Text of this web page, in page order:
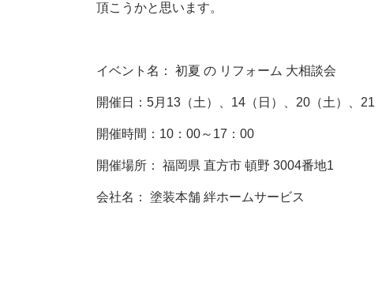
頂こうかと思います。
イベント名： 初夏 の リフォーム 大相談会
開催日：5月13（土）、14（日）、20（土）、21
開催時間：10：00～17：00
開催場所： 福岡県 直方市 頓野 3004番地1
会社名： 塗装本舗 絆ホームサービス